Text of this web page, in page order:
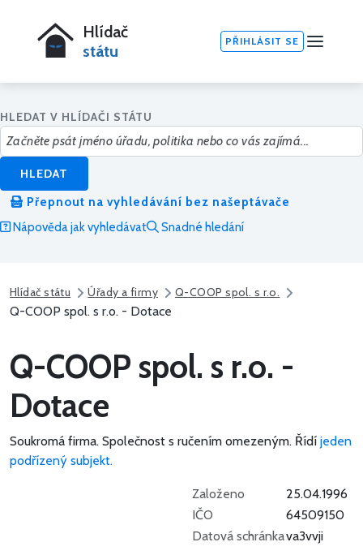
Hlídač
státu
PŘIHLÁSIT SE
HLEDAT V HLÍDAČI STÁTU
HLEDAT
Přepnout na vyhledávání bez našeptávače
Nápověda jak vyhledávat
Snadné hledání
Hlídač státu Úřady a firmy Q-COOP spol. s r.o.
Q-COOP spol. s r.o. - Dotace
Q-COOP spol. s r.o. -
Dotace
Soukromá firma. Společnost s ručením omezeným. Řídí jeden
podřízený subjekt.
Založeno
25.04.1996
IČO
64509150
Datová schránkava3vvji